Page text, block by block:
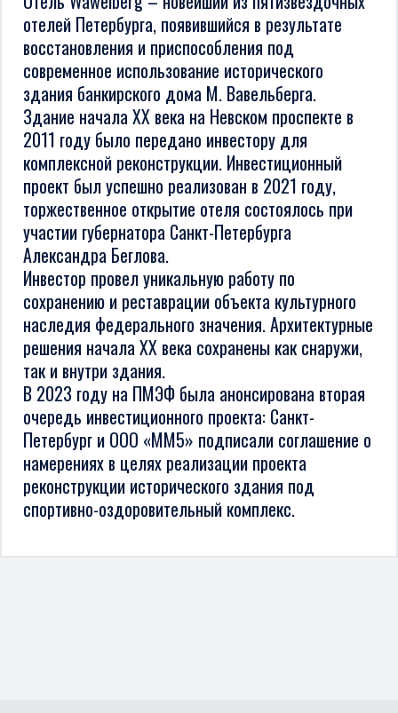
отелей Петербурга, появившийся в результате
восстановления и приспособления под
современное использование исторического
здания банкирского дома М. Вавельберга.
Здание начала XX века на Невском проспекте в
2011 году было передано инвестору для
комплексной реконструкции. Инвестиционный
проект был успешно реализован в 2021 году,
торжественное открытие отеля состоялось при
участии губернатора Санкт-Петербурга
Александра Беглова.
Инвестор провел уникальную работу по
сохранению и реставрации объекта культурного
наследия федерального значения. Архитектурные
решения начала XX века сохранены как снаружи,
так и внутри здания.
В 2023 году на ПМЭФ была анонсирована вторая
очередь инвестиционного проекта: Санкт-
Петербург и ООО «ММ5» подписали соглашение о
намерениях в целях реализации проекта
реконструкции исторического здания под
спортивно-оздоровительный комплекс.